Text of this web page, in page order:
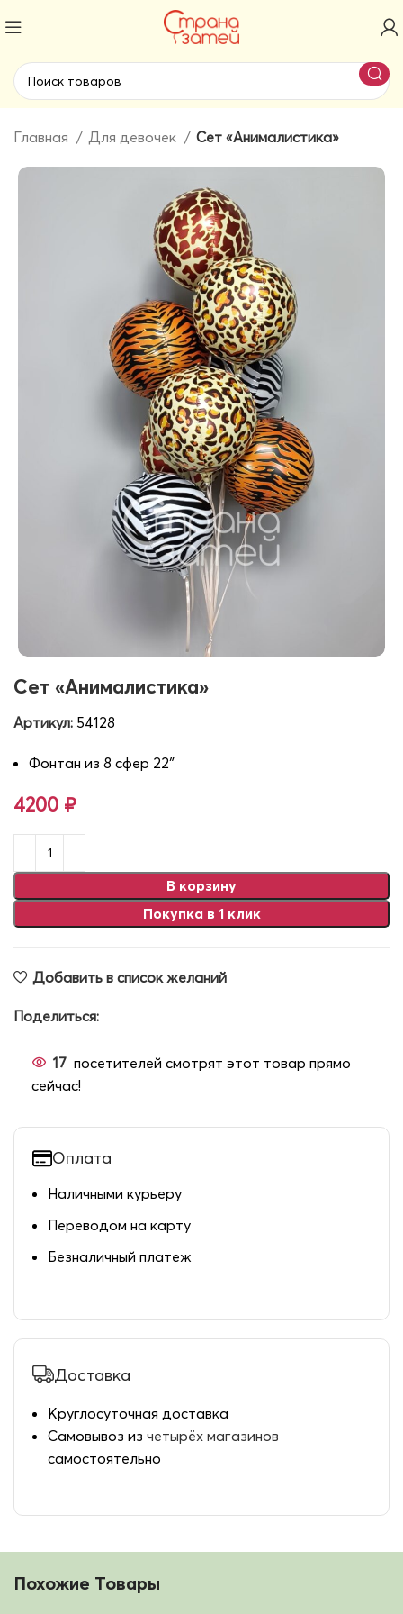
Главная Для девочек Сет «Анималистика»
Сет «Анималистика»
Артикул: 54128
Фонтан из 8 сфер 22″
4200 ₽
В корзину
Покупка в 1 клик
Добавить в список желаний
Поделиться:
17 посетителей смотрят этот товар прямо
сейчас!
Оплата
Наличными курьеру
Переводом на карту
Безналичный платеж
Доставка
Круглосуточная доставка
Самовывоз из четырёх магазинов
самостоятельно
Похожие Товары